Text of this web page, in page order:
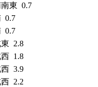
東 0.7
0.7
0.7
2.8
1.8
3.9
2.2